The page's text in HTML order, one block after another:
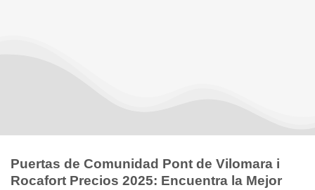
Puertas de Comunidad Pont de Vilomara i
Rocafort Precios 2025: Encuentra la Mejor